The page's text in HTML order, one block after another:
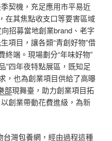
契機，充足應用市平易近
在其焦點收支口等要害區域
招募當地創業brand、老字
項目，讓各類“青創好物”借
終端。現場劃分“年味好物”
”四年夜特點展區，既知足
，也為創業項目供給了高曝
部現舞臺，助力創業項目拓
創業帶動花費進級，為新
台灣包養網 ，經由過程這種